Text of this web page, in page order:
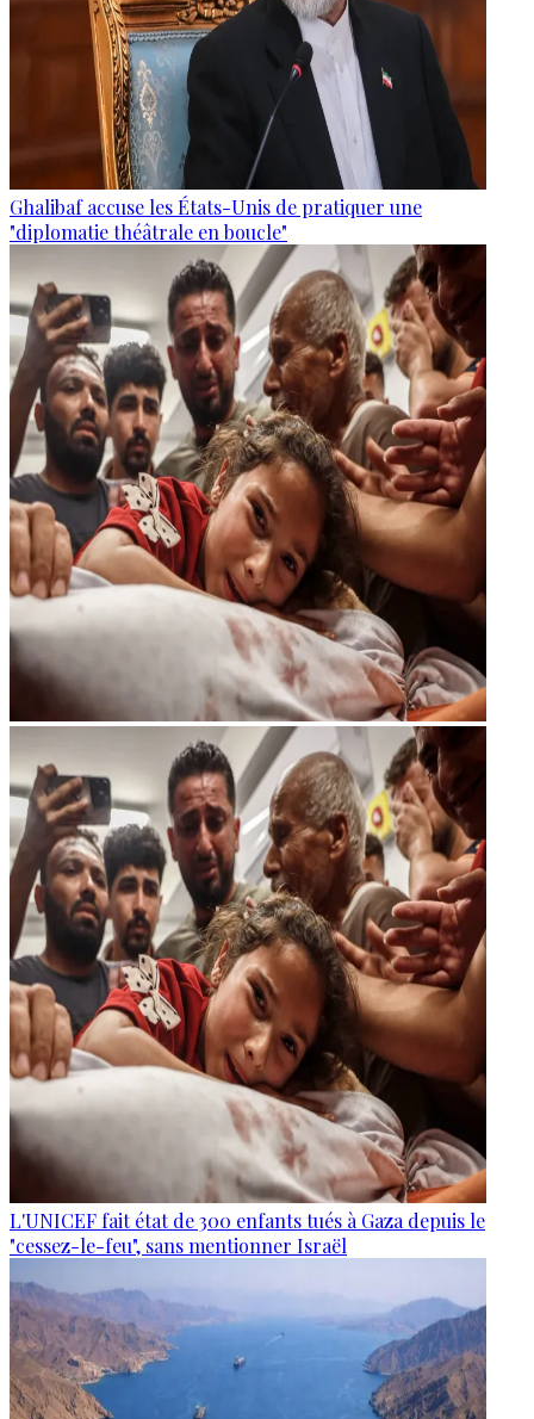
Ghalibaf accuse les États-Unis de pratiquer une
"diplomatie théâtrale en boucle"
L'UNICEF fait état de 300 enfants tués à Gaza depuis le
"cessez-le-feu", sans mentionner Israël